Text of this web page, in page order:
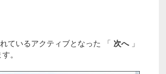
ているアクティブとなった 「 次へ」
。